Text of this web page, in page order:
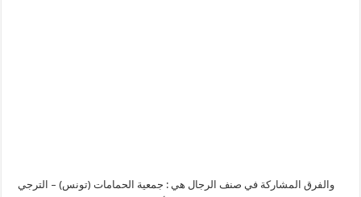
والفرق المشاركة في صنف الرجال هي : جمعية الحمامات (تونس) – الترجي